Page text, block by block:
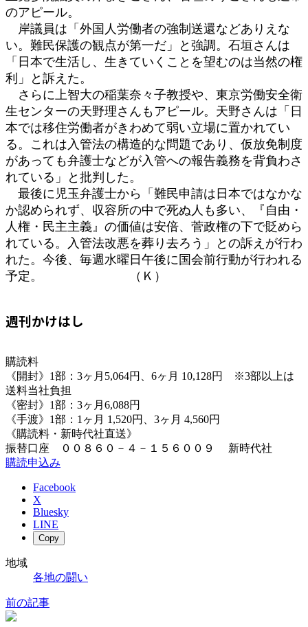
のアピール。
岸議員は「外国人労働者の強制送還などありえな
い。難民保護の観点が第一だ」と強調。石垣さんは
「日本で生活し、生きていくことを望むのは当然の権
利」と訴えた。
さらに上智大の稲葉奈々子教授や、東京労働安全衛
生センターの天野理さんもアピール。天野さんは「日
本では移住労働者がきわめて弱い立場に置かれてい
る。これは入管法の構造的な問題であり、仮放免制度
があっても弁護士などが入管への報告義務を背負わさ
れている」と批判した。
最後に児玉弁護士から「難民申請は日本ではなかな
か認められず、収容所の中で死ぬ人も多い、『自由・
人権・民主主義』の価値は安倍、菅政権の下で貶めら
れている。入管法改悪を葬り去ろう」との訴えが行わ
れた。今後、毎週水曜日午後に国会前行動が行われる
予定。 （Ｋ）
週刊かけはし
購読料
《開封》1部：3ヶ月5,064円、6ヶ月 10,128円 ※3部以上は
送料当社負担
《密封》1部：3ヶ月6,088円
《手渡》1部：1ヶ月 1,520円、3ヶ月 4,560円
《購読料・新時代社直送》
振替口座 ００８６０－４－１５６００９ 新時代社
購読申込み
Facebook
X
Bluesky
LINE
Copy
地域
各地の闘い
前の記事